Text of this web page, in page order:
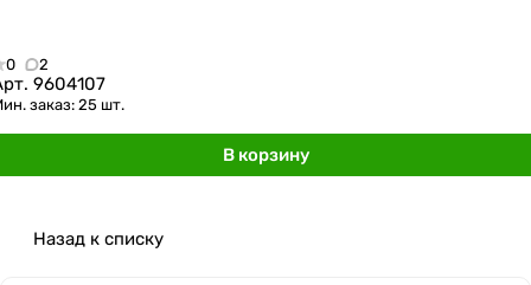
0 2
9604107
заказ: 25 шт.
В корзину
Назад к списку